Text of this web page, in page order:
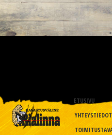
ETUSIVU
YHTEYSTIEDOT